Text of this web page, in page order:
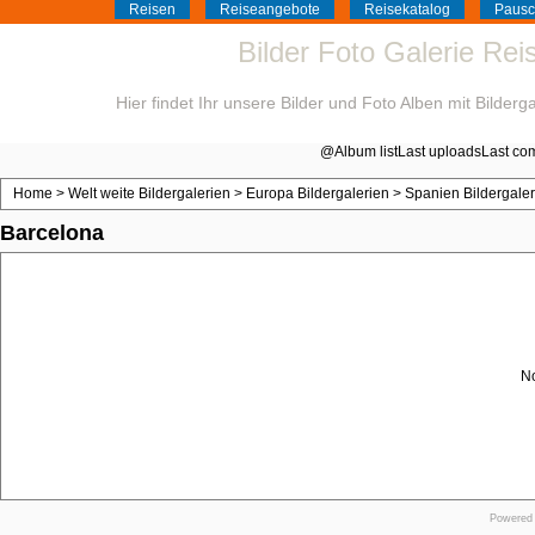
Reisen Reiseangebote Reisekatalog
Bilder Foto Galerie
Hier findet Ihr unsere Bilder und Foto Alben mit
@Album listLast uploadsLast
Home > Welt weite Bildergalerien > Europa Bildergalerien > Spanien
Barcelona